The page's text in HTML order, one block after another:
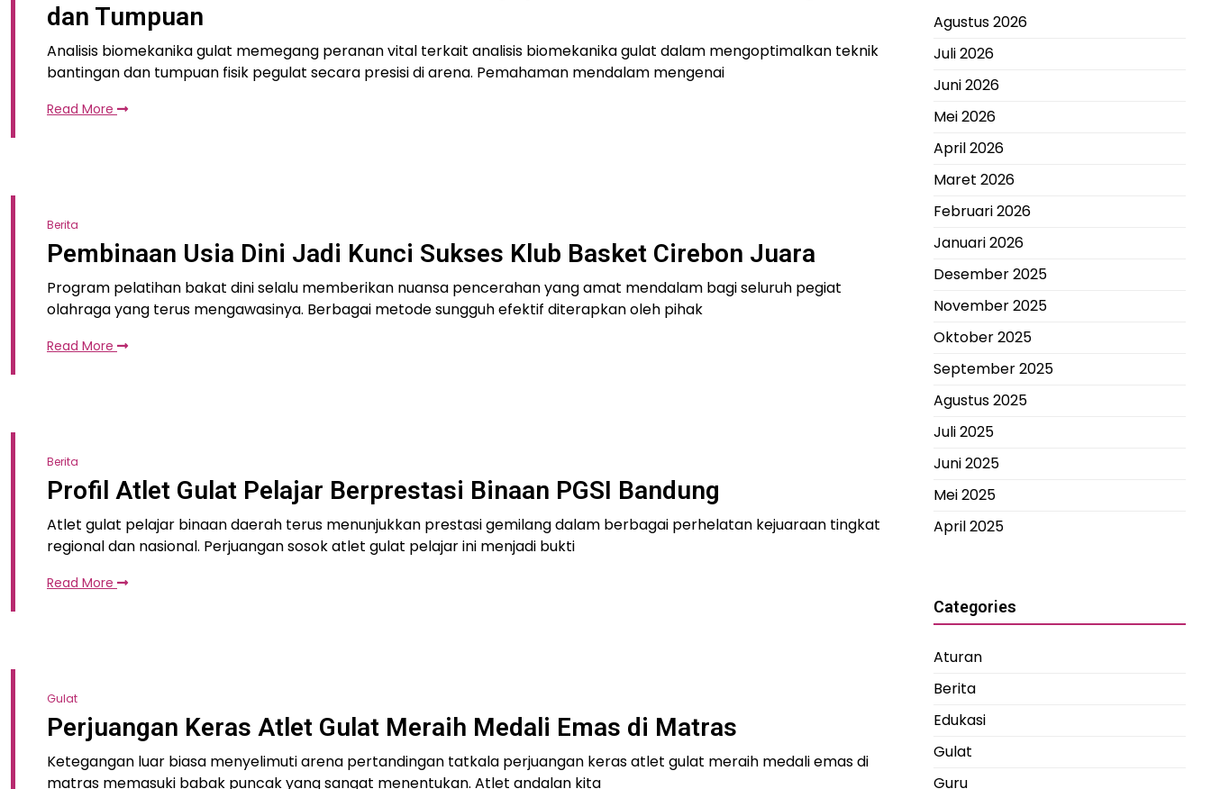
dan Tumpuan
Analisis biomekanika gulat memegang peranan vital terkait analisis biomekanika gulat dalam mengoptimalkan teknik
bantingan dan tumpuan fisik pegulat secara presisi di arena. Pemahaman mendalam mengenai
Read More
Berita
Pembinaan Usia Dini Jadi Kunci Sukses Klub Basket Cirebon Juara
Program pelatihan bakat dini selalu memberikan nuansa pencerahan yang amat mendalam bagi seluruh pegiat
olahraga yang terus mengawasinya. Berbagai metode sungguh efektif diterapkan oleh pihak
Read More
Berita
Profil Atlet Gulat Pelajar Berprestasi Binaan PGSI Bandung
Atlet gulat pelajar binaan daerah terus menunjukkan prestasi gemilang dalam berbagai perhelatan kejuaraan tingkat
regional dan nasional. Perjuangan sosok atlet gulat pelajar ini menjadi bukti
Read More
Gulat
Perjuangan Keras Atlet Gulat Meraih Medali Emas di Matras
Ketegangan luar biasa menyelimuti arena pertandingan tatkala perjuangan keras atlet gulat meraih medali emas di
matras memasuki babak puncak yang sangat menentukan. Atlet andalan kita
Agustus 2026
Juli 2026
Juni 2026
Mei 2026
April 2026
Maret 2026
Februari 2026
Januari 2026
Desember 2025
November 2025
Oktober 2025
September 2025
Agustus 2025
Juli 2025
Juni 2025
Mei 2025
April 2025
Categories
Aturan
Berita
Edukasi
Gulat
Guru